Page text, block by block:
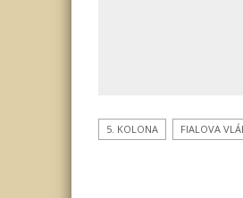
5. KOLONA FIALOVA